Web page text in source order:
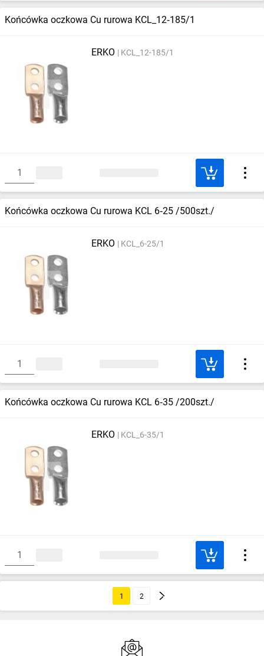
Końcówka oczkowa Cu rurowa KCL_12‑185/1
ERKO KCL_12-185/1
Końcówka oczkowa Cu rurowa KCL 6‑25 /500szt./
ERKO KCL_6-25/1
Końcówka oczkowa Cu rurowa KCL 6‑35 /200szt./
ERKO KCL_6-35/1
1 2